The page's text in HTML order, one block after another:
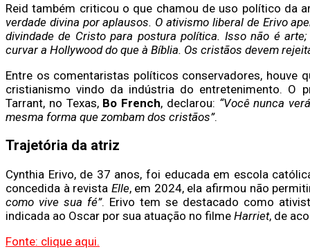
Reid também criticou o que chamou de uso político da
verdade divina por aplausos. O ativismo liberal de Erivo
divindade de Cristo para postura política. Isso não é
curvar a Hollywood do que à Bíblia. Os cristãos devem
Entre os comentaristas políticos conservadores, houve
cristianismo vindo da indústria do entretenimento. O
Tarrant, no Texas, Bo French, declarou: “Você nunca
mesma forma que zombam dos cristãos”.
Trajetória da atriz
Cynthia Erivo, de 37 anos, foi educada em escola
concedida à revista Elle, em 2024, ela afirmou não
como vive sua fé”. Erivo tem se destacado como
indicada ao Oscar por sua atuação no filme Harriet, de
Fonte: clique aqui.